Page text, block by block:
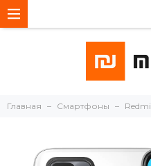
Главная Смартфоны Redmi